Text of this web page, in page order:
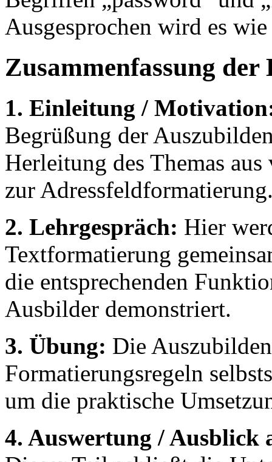
Ausgesprochen wird es
Zusammenfassung der
1. Einleitung /
Begrüßung der
Herleitung des Themas
zur
2. Lehrgespräch: Hier
Textformatierung
die entsprechenden
Ausbilder demonstriert.
3. Übung: Die
Formatierungsregeln
um die praktische
4. Auswertung / Ausblick